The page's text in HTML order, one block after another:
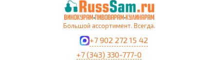
Большой ассортимент. Всегда.
+7 902 272 15 42
+7 (343) 330-777-0